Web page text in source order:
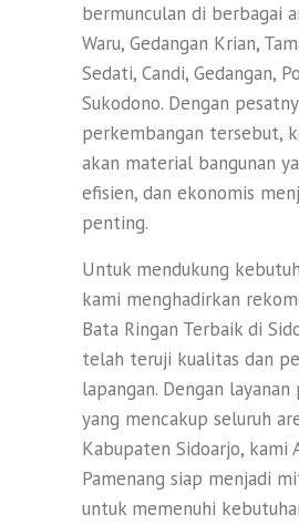
bermunculan di berbagai
Waru, Gedangan Krian,
Sedati, Candi, Gedangan,
Sukodono. Dengan
perkembangan tersebut,
akan material bangunan
efisien, dan ekonomis
penting.
Untuk mendukung
kami menghadirkan
Bata Ringan Terbaik di
telah teruji kualitas dan
lapangan. Dengan
yang mencakup seluruh
Kabupaten Sidoarjo, kami
Pamenang siap menjadi
untuk memenuhi